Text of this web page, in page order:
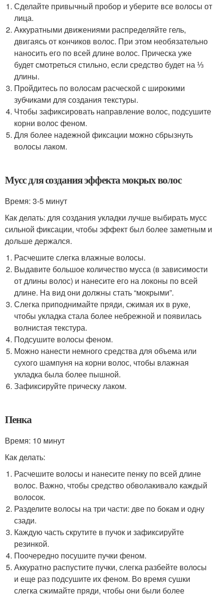
Сделайте привычный пробор и уберите все волосы от
лица.
Аккуратными движениями распределяйте гель,
двигаясь от кончиков волос. При этом необязательно
наносить его по всей длине волос. Прическа уже
будет смотреться стильно, если средство будет на ⅓
длины.
Пройдитесь по волосам расческой с широкими
зубчиками для создания текстуры.
Чтобы зафиксировать направление волос, подсушите
корни волос феном.
Для более надежной фиксации можно сбрызнуть
волосы лаком.
Мусс для создания эффекта мокрых волос
Время: 3-5 минут
Как делать: для создания укладки лучше выбирать мусс
сильной фиксации, чтобы эффект был более заметным и
дольше держался.
Расчешите слегка влажные волосы.
Выдавите большое количество мусса (в зависимости
от длины волос) и нанесите его на локоны по всей
длине. На вид они должны стать “мокрыми”.
Слегка приподнимайте пряди, сжимая их в руке,
чтобы укладка стала более небрежной и появилась
волнистая текстура.
Подсушите волосы феном.
Можно нанести немного средства для объема или
сухого шампуня на корни волос, чтобы влажная
укладка была более пышной.
Зафиксируйте прическу лаком.
Пенка
Время: 10 минут
Как делать:
Расчешите волосы и нанесите пенку по всей длине
волос. Важно, чтобы средство обволакивало каждый
волосок.
Разделите волосы на три части: две по бокам и одну
сзади.
Каждую часть скрутите в пучок и зафиксируйте
резинкой.
Поочередно посушите пучки феном.
Аккуратно распустите пучки, слегка разбейте волосы
и еще раз подсушите их феном. Во время сушки
слегка сжимайте пряди, чтобы они были более